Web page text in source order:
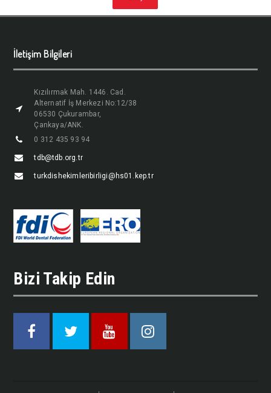
İletişim Bilgileri
Kızılırmak Mah. 1446. Cad.
Alternatif İş Merkezi No:12/38
06530 Çukurambar,
Çankaya/ANK.
0 312 435 93 94
tdb@tdb.org.tr
turkdishekimleribirligi@hs01.kep.tr
Bizi Takip Edin
Facebook Twitter Youtube Instagram